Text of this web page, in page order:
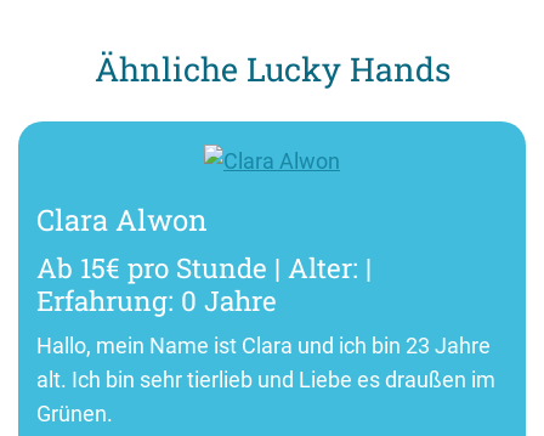
Ähnliche Lucky Hands
Clara Alwon
Ab 15€ pro Stunde | Alter: |
Erfahrung: 0 Jahre
Hallo, mein Name ist Clara und ich bin 23 Jahre
alt. Ich bin sehr tierlieb und Liebe es draußen im
Grünen.